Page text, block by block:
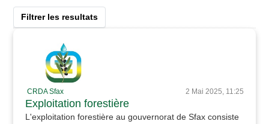
Filtrer les resultats
CRDA Sfax 2 Mai 2025, 11:25
Exploitation forestière
L'exploitation forestière au gouvernorat de Sfax consiste